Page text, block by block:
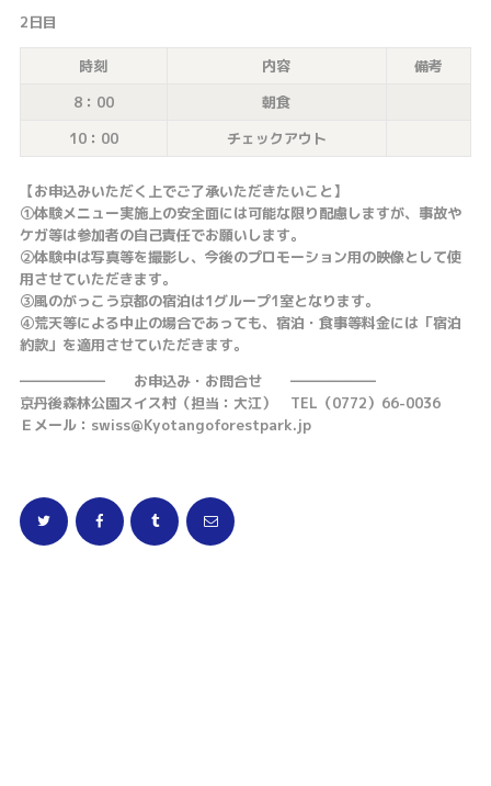
2日目
時刻 内容
備考
8：00
朝食
10：00
チェックアウト
【お申込みいただく上でご了承いただきたいこと】
①体験メニュー実施上の安全面には可能な限り配慮しますが、事故や
ケガ等は参加者の自己責任でお願いします。
②体験中は写真等を撮影し、今後のプロモーション用の映像として使
用させていただきます。
③風のがっこう京都の宿泊は1グループ1室となります。
④荒天等による中止の場合であっても、宿泊・食事等料金には「宿泊
約款」を適用させていただきます。
―――――― お申込み・お問合せ ――――――
京丹後森林公園スイス村（担当：大江） TEL（0772）66-0036
Ｅメール：swiss@Kyotangoforestpark.jp